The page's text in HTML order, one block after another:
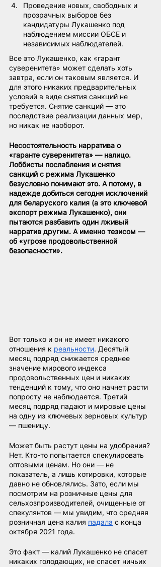
Проведение новых, свободных и
прозрачных выборов без
кандидатуры Лукашенко под
наблюдением миссии ОБСЕ и
независимых наблюдателей.
Все это Лукашенко, как «гарант
суверенитета» может сделать хоть
завтра, если он таковым является. И
для этого никаких предварительных
условий в виде снятия санкций не
требуется. Снятие санкций — это
последствие реализации данных мер,
но никак не наоборот.
Несостоятельность нарратива о
«гаранте суверенитета» — налицо.
Лоббисты послабления и снятия
санкций с режима Лукашенко
безусловно понимают это. А потому, в
надежде добиться сегодня исключений
для беларуского калия (а это ключевой
экспорт режима Лукашенко), они
пытаются разбавить один лживый
нарратив другим. А именно тезисом —
об «угрозе продовольственной
безопасности».
Вот только и он не имеет никакого
отношения к реальности. Десятый
месяц подряд снижается среднее
значение мирового индекса
продовольственных цен и никаких
тенденций к тому, что оно начнет расти
попросту не наблюдается. Третий
месяц подряд падают и мировые цены
на одну из ключевых зерновых культур
— пшеницу.
Может быть растут цены на удобрения?
Нет. Кто-то попытается спекулировать
оптовыми ценам. Но они — не
показатель, а лишь котировки, которые
давно не обновлялись. Зато, если мы
посмотрим на розничные цены для
сельхозпроизводителей, очищенные от
спекулянтов — мы увидим, что средняя
розничная цена калия падала с конца
октября 2021 года.
Это факт — калий Лукашенко не спасет
никаких голодающих, не спасет ничьих